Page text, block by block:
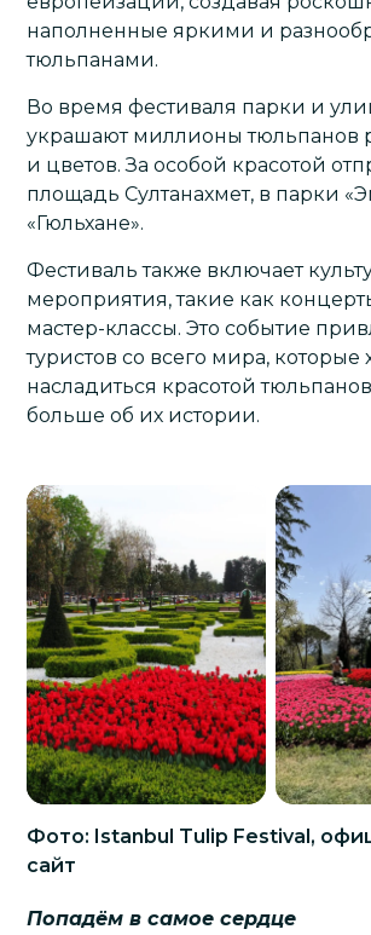
наполненные яркими и
тюльпанами.
Во время фестиваля парки и
украшают миллионы тюльпанов
и цветов. За особой красотой
площадь Султанахмет, в парки
«Гюльхане».
Фестиваль также включает
мероприятия, такие как
мастер-классы. Это событие
туристов со всего мира, которые
насладиться красотой
больше об их истории.
Фото: Istanbul Tulip Festival,
сайт
Попадём в самое сердце